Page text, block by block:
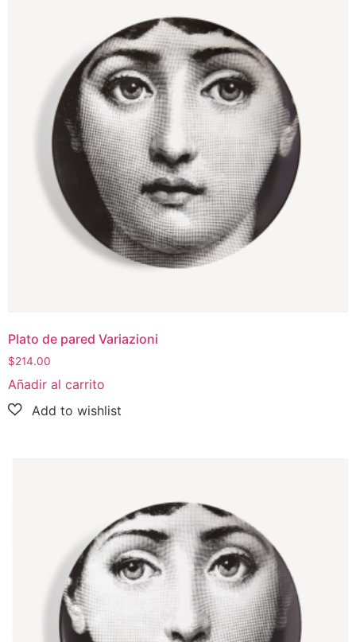
Plato de pared Variazioni
$214.00
Añadir al carrito